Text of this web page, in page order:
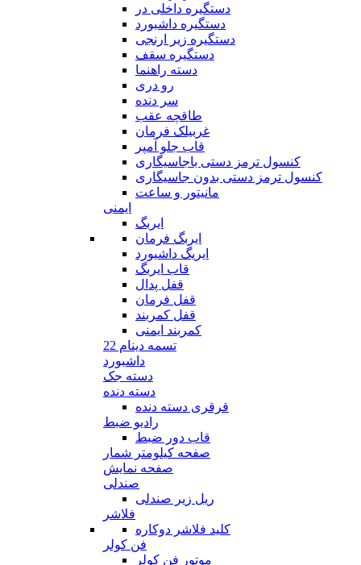
دستگیره داخلی در
دستگیره داشبورد
دستگیره زیر ارنجی
دستگیره سقف
دسته راهنما
رو دری
سر دنده
طاقچه عقب
غربیلک فرمان
قاب جلو آمپر
کنسول ترمز دستی باجاسیگاری
کنسول ترمز دستی بدون جاسیگاری
مانیتور و ساعت
ایمنی
ایربگ
ایربگ فرمان
ایریگ داشیورد
قاب ایربگ
قفل پدال
قفل فرمان
قفل کمربند
کمربند ایمنی
تسمه دینام 22
داشبورد
دسته جک
دسته دنده
قرقری دسته دنده
رادیو ضبط
قاب دور ضبط
صفحه کیلومتر شمار
صفحه نمایش
صندلی
ریل زیر صندلی
فلاشر
کلید فلاشر دوکاره
فن کولر
موتور فن کولر